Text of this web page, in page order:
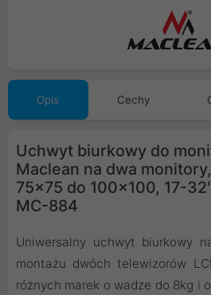
Opis Cechy
Uchwyt biurkowy do
Maclean na dwa
75x75 do 100x100, 17-
MC-884
Uniwersalny uchwyt biurkowy
montażu dwóch telewizorów
różnych marek o wadze do 8kg i